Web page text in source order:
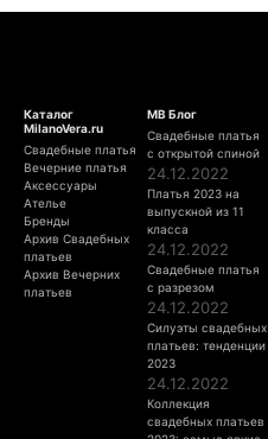
Каталог
MilanoVera.ru
Свадебные платья
Вечерние платья
Аксессуары
Ателье
Бренды
Архив Свадебных
платьев
Архив Вечерних
платьев
МВ Блог
Свадебные платья
с открытой спиной
24.12.2022
Платья 2023 на
выпускной из 11
класса
24.12.2022
Свадебные платья
с разрезом
24.12.2022
Силуэты свадебных
платьев: тенденции
2023
24.12.2022
Коллекция
свадебных платьев